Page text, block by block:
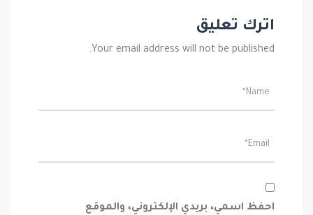
اترك تعليق
Your email address will not be published.
احفظ اسمي، بريدي الإلكتروني، والموقع